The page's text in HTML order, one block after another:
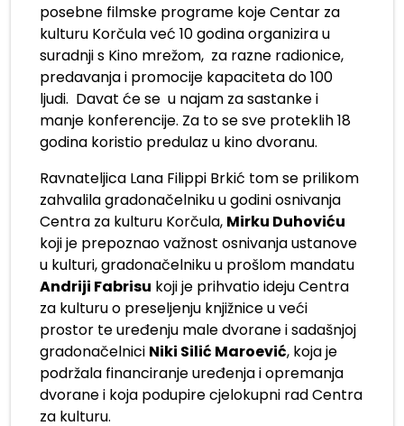
posebne filmske programe koje Centar za
kulturu Korčula već 10 godina organizira u
suradnji s Kino mrežom, za razne radionice,
predavanja i promocije kapaciteta do 100
ljudi. Davat će se u najam za sastanke i
manje konferencije. Za to se sve proteklih 18
godina koristio predulaz u kino dvoranu.
Ravnateljica Lana Filippi Brkić tom se prilikom
zahvalila gradonačelniku u godini osnivanja
Centra za kulturu Korčula, Mirku Duhoviću
koji je prepoznao važnost osnivanja ustanove
u kulturi, gradonačelniku u prošlom mandatu
Andriji Fabrisu koji je prihvatio ideju Centra
za kulturu o preseljenju knjižnice u veći
prostor te uređenju male dvorane i sadašnjoj
gradonačelnici Niki Silić Maroević, koja je
podržala financiranje uređenja i opremanja
dvorane i koja podupire cjelokupni rad Centra
za kulturu.